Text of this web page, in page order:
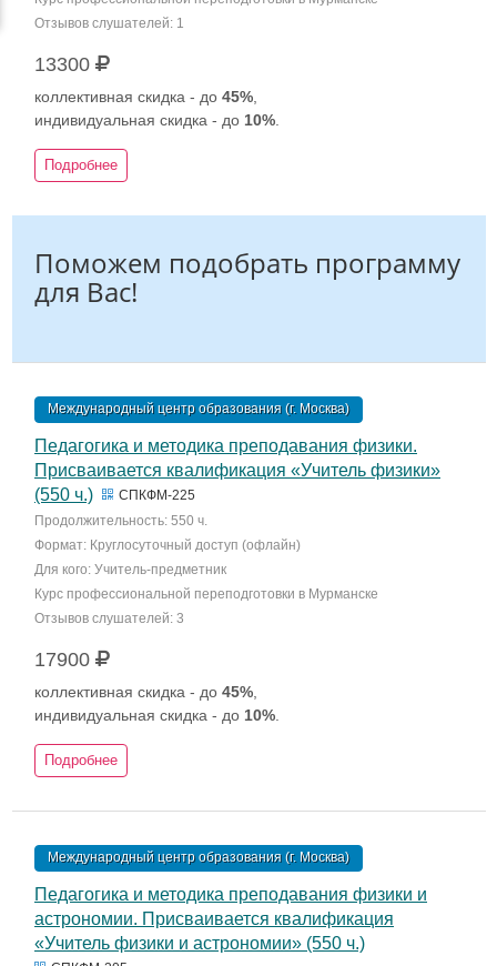
Отзывов слушателей: 1
13300
коллективная скидка - до 45%
индивидуальная скидка - до 10%
Подробнее
Поможем подобрать программу
для Вас!
Международный центр образования (г. Москва)
Педагогика и методика преподавания физики.
Присваивается квалификация «Учитель физики»
(550 ч.)
СПКФМ-225
Продолжительность: 550 ч.
Формат: Круглосуточный доступ (офлайн)
Для кого: Учитель-предметник
Курс профессиональной переподготовки в Мурманске
Отзывов слушателей: 3
17900
коллективная скидка - до 45%
индивидуальная скидка - до 10%
Подробнее
Международный центр образования (г. Москва)
Педагогика и методика преподавания физики и
астрономии. Присваивается квалификация
«Учитель физики и астрономии» (550 ч.)